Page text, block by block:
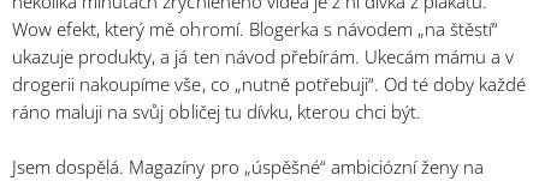
Wow efekt, který mě ohromí. Blogerka s návodem „na štěstí“
ukazuje produkty, a já ten návod přebírám. Ukecám mámu a v
drogerii nakoupíme vše, co „nutně potřebuji“. Od té doby každé
ráno maluji na svůj obličej tu dívku, kterou chci být.
Jsem dospělá. Magazíny pro „úspěšné“ ambiciózní ženy na